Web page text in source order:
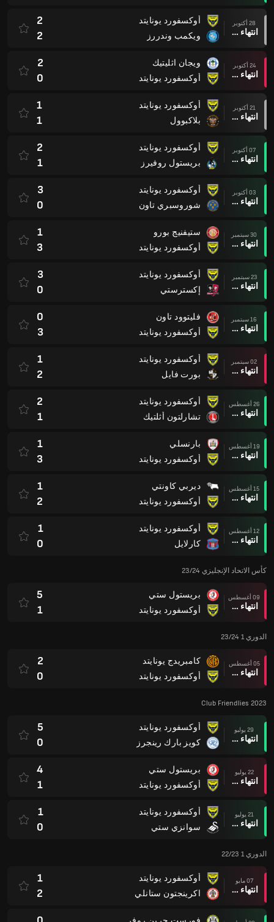
28 أكتوبر
انتهاء وقت المباراة
أوكسفورد يونايتد
ويكمب وندررز
2
2
24 أكتوبر
انتهاء وقت المباراة
ويجان اثليتيك
أوكسفورد يونايتد
2
0
21 أكتوبر
انتهاء وقت المباراة
أوكسفورد يونايتد
بلاكبوول
1
1
07 أكتوبر
انتهاء وقت المباراة
أوكسفورد يونايتد
بريستول روفيرز
2
1
03 أكتوبر
انتهاء وقت المباراة
أوكسفورد يونايتد
شوروسبري تاون
3
0
30 سبتمبر
انتهاء وقت المباراة
ستيفنيج بورو
أوكسفورد يونايتد
1
3
23 سبتمبر
انتهاء وقت المباراة
أوكسفورد يونايتد
إكسترستي
3
0
16 سبتمبر
انتهاء وقت المباراة
فليتوود تاون
أوكسفورد يونايتد
0
3
02 سبتمبر
انتهاء وقت المباراة
أوكسفورد يونايتد
بورت فايل
1
2
26 أغسطس
انتهاء وقت المباراة
أوكسفورد يونايتد
تشارلتون أثلتيك
2
1
19 أغسطس
انتهاء وقت المباراة
بارنسلي
أوكسفورد يونايتد
1
3
15 أغسطس
انتهاء وقت المباراة
ديربي كاونتي
أوكسفورد يونايتد
1
2
12 أغسطس
انتهاء وقت المباراة
أوكسفورد يونايتد
كارلايل
1
0
كأس الاتحاد الإنجليزي 23/24
09 أغسطس
انتهاء وقت المباراة
بريستول ستي
أوكسفورد يونايتد
5
1
الدوري 1 23/24
05 أغسطس
انتهاء وقت المباراة
كامبريدج يونايتد
أوكسفورد يونايتد
2
0
Club Friendlies 2023
29 يوليو
انتهاء وقت المباراة
أوكسفورد يونايتد
كويز بارك رينجرز
5
0
22 يوليو
انتهاء وقت المباراة
بريستول ستي
أوكسفورد يونايتد
4
1
21 يوليو
انتهاء وقت المباراة
أوكسفورد يونايتد
سوانزي ستي
1
0
الدوري 1 22/23
07 مايو
انتهاء وقت المباراة
أوكسفورد يونايتد
اكرينجتون ستانلي
1
2